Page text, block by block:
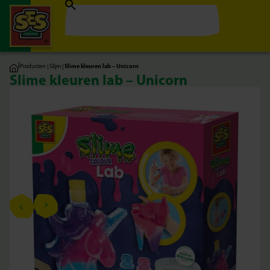
|Producten | Slijm |Slime kleuren lab – Unicorn
Slime kleuren lab – Unicorn